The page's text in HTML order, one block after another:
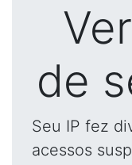
de
Seu IP fez
acessos